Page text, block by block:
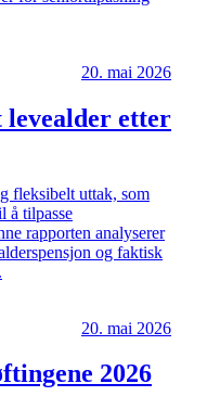
20. mai 2026
levealder etter
fleksibelt uttak, som
å tilpasse
rapporten analyserer
og faktisk
20. mai 2026
2026